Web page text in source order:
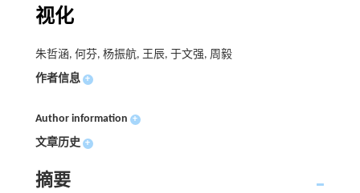
视化
朱哲涵, 何芬, 杨振航, 王辰, 于文强, 周毅
作者信息 +
Author information +
文章历史 +
摘要